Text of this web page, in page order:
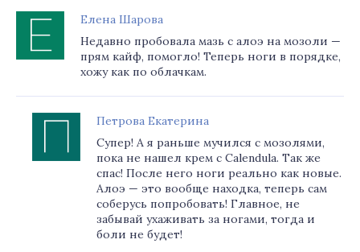
Елена Шарова
Недавно пробовала мазь с алоэ на мозоли —
прям кайф, помогло! Теперь ноги в порядке,
хожу как по облачкам.
Петрова Екатерина
Супер! А я раньше мучился с мозолями,
пока не нашел крем с Calendula. Так же
спас! После него ноги реально как новые.
Алоэ — это вообще находка, теперь сам
соберусь попробовать! Главное, не
забывай ухаживать за ногами, тогда и
боли не будет!